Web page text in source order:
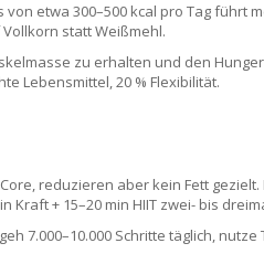
etwa 300–500 kcal pro Tag
statt Weißmehl.
zu erhalten und den
Lebensmittel, 20 % Flexibilität.
reduzieren aber kein Fett
+ 15–20 min HIIT zwei- bis
7.000–10.000 Schritte täglich,